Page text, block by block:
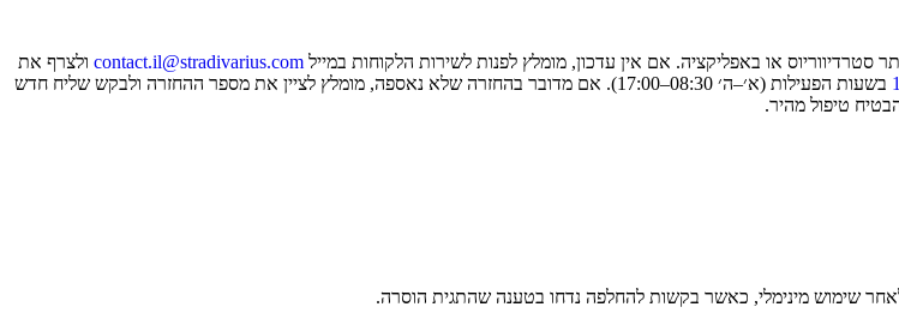
או באפליקציה. אם אין עדכון, מומלץ לפנות לשירות הלקוחות במייל contact.il@stradivarius.com ולצרף את
בשעות הפעילות (א׳–ה׳ 08:30–17:00). אם מדובר בהחזרה שלא נאספה, מומלץ לציין את מספר ההחזרה ולבקש שליח חדש
טיפול מהיר.
שימוש מינימלי, כאשר בקשות להחלפה נדחו בטענה שהתגית הוסרה.